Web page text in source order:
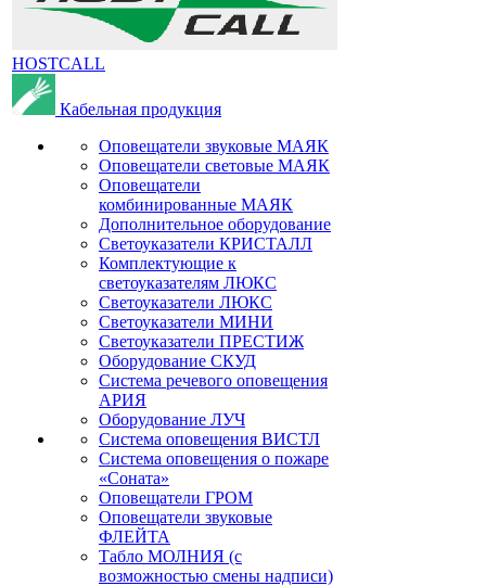
HOSTCALL
Кабельная продукция
Оповещатели звуковые МАЯК
Оповещатели световые МАЯК
Оповещатели
комбинированные МАЯК
Дополнительное оборудование
Светоуказатели КРИСТАЛЛ
Комплектующие к
светоуказателям ЛЮКС
Светоуказатели ЛЮКС
Светоуказатели МИНИ
Светоуказатели ПРЕСТИЖ
Оборудование СКУД
Система речевого оповещения
АРИЯ
Оборудование ЛУЧ
Система оповещения ВИСТЛ
Система оповещения о пожаре
«Соната»
Оповещатели ГРОМ
Оповещатели звуковые
ФЛЕЙТА
Табло МОЛНИЯ (с
возможностью смены надписи)